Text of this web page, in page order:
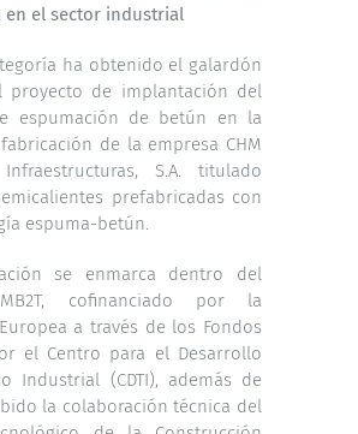
en el sector industrial
ha obtenido el galardón
proyecto de implantación del
espumación de betún en la
de la empresa CHM
S.A. titulado
prefabricadas con
espuma-betún.
se enmarca dentro del
cofinanciado por la
a través de los Fondos
el Centro para el Desarrollo
Industrial (CDTI), además de
la colaboración técnica del